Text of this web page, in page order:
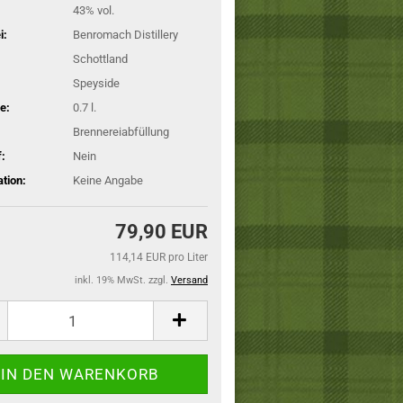
43% vol.
Benromach Distillery
Schottland
Speyside
0.7 l.
Brennereiabfüllung
Nein
Keine Angabe
79,90 EUR
114,14 EUR pro Liter
inkl. 19% MwSt. zzgl. Versand